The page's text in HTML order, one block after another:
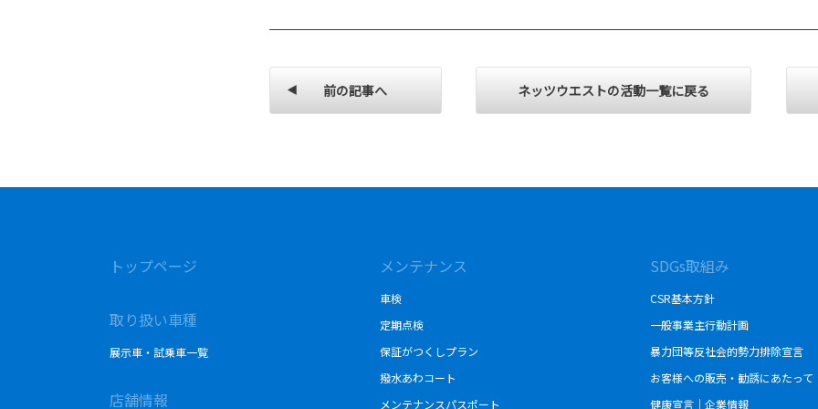
前の記事へ ネッツウエストの活動一覧に戻る
トップページ
取り扱い車種
展示車・試乗車一覧
店舗情報
メンテナンス
車検
定期点検
保証がつくしプラン
撥水あわコート
メンテナンスパスポート
SDGs取組み
CSR基本方針
一般事業主行動計画
暴力団等反社会的勢力排除宣言
お客様への販売・勧誘にあたって
健康宣言｜企業情報